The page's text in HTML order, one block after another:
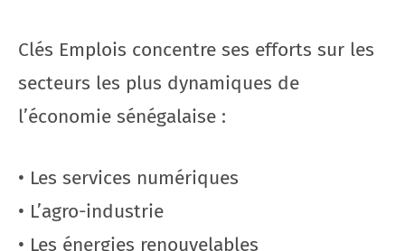
Clés Emplois concentre ses efforts sur les
secteurs les plus dynamiques de
l’économie sénégalaise :
• Les services numériques
• L’agro-industrie
• Les énergies renouvelables